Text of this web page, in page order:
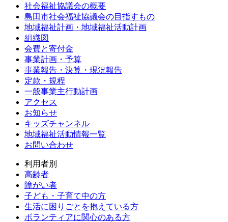
社会福祉協議会の概要
島田市社会福祉協議会の目指すもの
地域福祉計画・地域福祉活動計画
組織図
会費と寄付金
事業計画・予算
事業報告・決算・現況報告
定款・規程
一般事業主行動計画
アクセス
お知らせ
キッズチャンネル
地域福祉活動情報一覧
お問い合わせ
利用者別
高齢者
障がい者
子ども・子育て中の方
生活に困りごとを抱えている方
ボランティアに関心のある方